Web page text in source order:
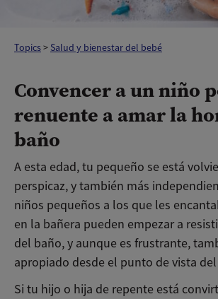
Topics> Salud y bienestar del bebé
Convencer a un niño
renuente a amar la
baño
A esta edad, tu pequeño se está
perspicaz, y también más
niños pequeños a los que les
en la bañera pueden empezar a
del baño, y aunque es frustrante,
apropiado desde el punto de vista
Si tu hijo o hija de repente está